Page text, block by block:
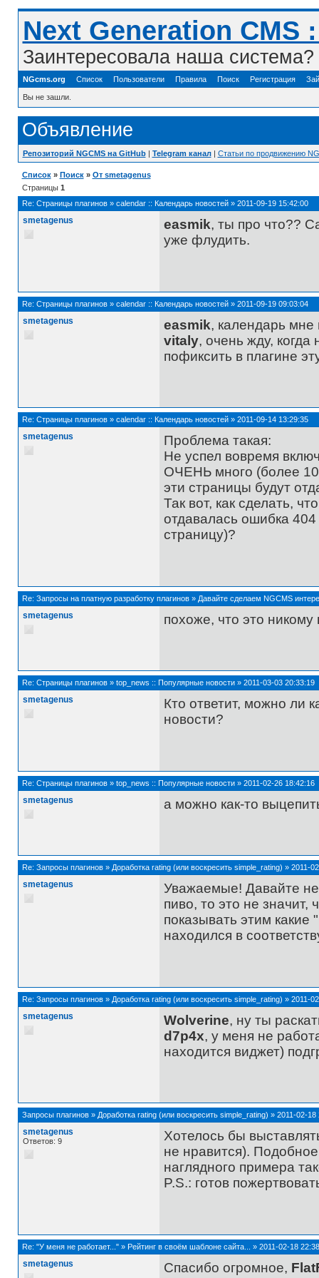
Next Generation
Заинтересовала наша
NGcms.org Список Пользователи Правила Поиск Регистрация
Вы не зашли.
Объявление
Репозиторий NGCMS на GitHub| Telegram канал| Статьи по продвижению
Список » Поиск » От smetagenus
Страницы 1
Re: Страницы плагинов » calendar :: Календарь новостей » 2011-09-19 15:42:00
smetagenus easmik, ты про что??
уже флудить.
Re: Страницы плагинов » calendar :: Календарь новостей » 2011-09-19 09:03:04
smetagenus easmik, календарь мне
vitaly, очень жду, когда
пофиксить в плагине
Re: Страницы плагинов » calendar :: Календарь новостей » 2011-09-14 13:29:35
smetagenus
Проблема такая:
Не успел вовремя
ОЧЕНЬ много (более
эти страницы будут
Так вот, как сделать,
отдавалась ошибка
страницу)?
Re: Запросы на платную разработку плагинов » Давайте сделаем NGCMS
smetagenus похоже, что это
Re: Страницы плагинов » top_news :: Популярные новости » 2011-03-03 20:33:19
smetagenus
Кто ответит, можно ли
новости?
Re: Страницы плагинов » top_news :: Популярные новости » 2011-02-26 18:42:16
smetagenus а можно как-то
Re: Запросы плагинов » Доработка rating (или воскресить simple_rating) » 2011-
smetagenus
Уважаемые! Давайте не
пиво, то это не значит,
показывать этим
находился в
Re: Запросы плагинов » Доработка rating (или воскресить simple_rating) » 2011-
smetagenus Wolverine, ну ты
d7p4x, у меня не
находится виджет)
Запросы плагинов » Доработка rating (или воскресить simple_rating) » 2011-02-18
smetagenus
Ответов: 9
Хотелось бы
не нравится).
наглядного примера
P.S.: готов
Re: "У меня не работает..." » Рейтинг в своём шаблоне сайта... » 2011-02-18
smetagenus Спасибо огромное,